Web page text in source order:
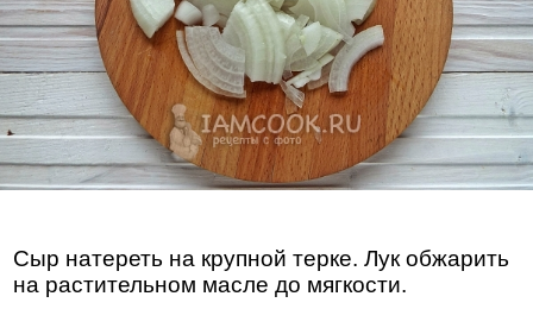
Сыр натереть на крупной терке. Лук обжарить
на растительном масле до мягкости.